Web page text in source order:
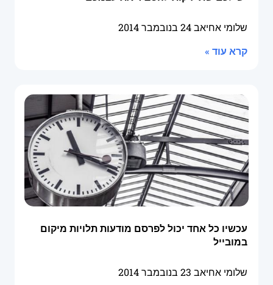
שלומי אחיאב24 בנובמבר 2014
קרא עוד »
עכשיו כל אחד יכול לפרסם מודעות תלויות מיקום
במובייל
שלומי אחיאב 23 בנובמבר 2014